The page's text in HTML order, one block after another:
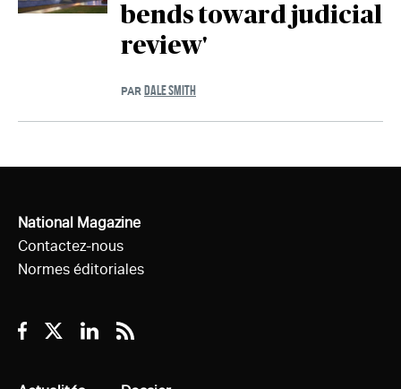
bends toward judicial
review'
PAR DALE SMITH
National Magazine
Contactez-nous
Normes éditoriales
Facebook
TwitterLinkedin
RSS